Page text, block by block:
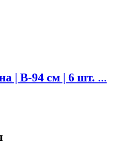
| В-94 см | 6 шт. ...